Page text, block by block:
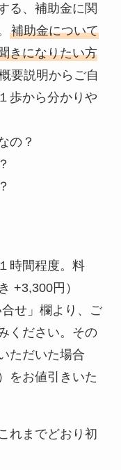
る、補助金に関
補助金について
きになりたい方
要説明からご自
歩から分かりや
の？
時間程度。料
+3,300円）
せ」欄より、ご
ください。その
ただいた場合
をお値引きいた
れまでどおり初